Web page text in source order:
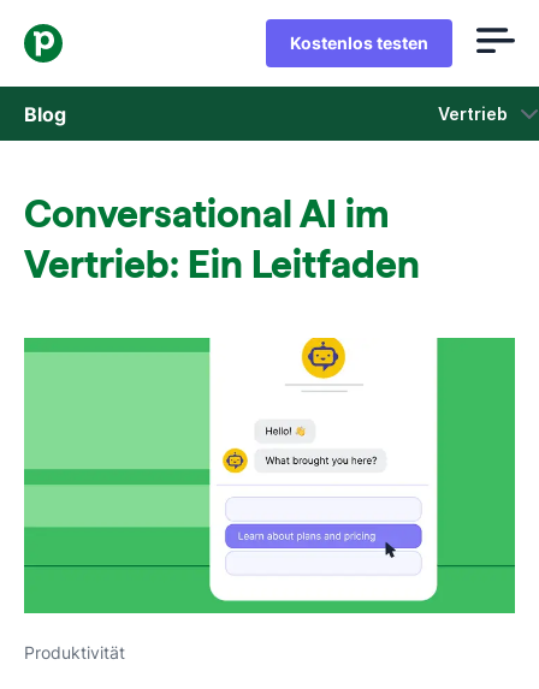
Kostenlos testen
Blog Vertrieb
Marketing
Fallstudien
Conversational AI im
Vertrieb: Ein Leitfaden
Produktivität